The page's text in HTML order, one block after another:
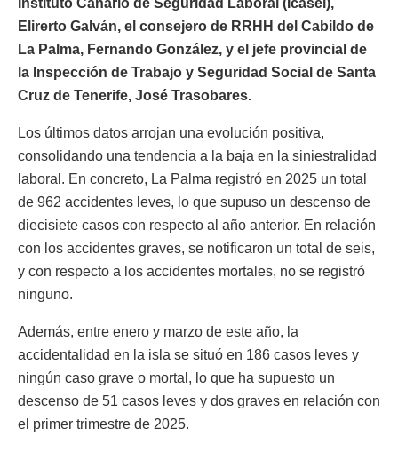
Elirerto Galván, el consejero de RRHH del Cabildo de
La Palma, Fernando González, y el jefe provincial de
la Inspección de Trabajo y Seguridad Social de Santa
Cruz de Tenerife, José Trasobares.
Los últimos datos arrojan una evolución positiva,
consolidando una tendencia a la baja en la siniestralidad
laboral. En concreto, La Palma registró en 2025 un total
de 962 accidentes leves, lo que supuso un descenso de
diecisiete casos con respecto al año anterior. En relación
con los accidentes graves, se notificaron un total de seis,
y con respecto a los accidentes mortales, no se registró
ninguno.
Además, entre enero y marzo de este año, la
accidentalidad en la isla se situó en 186 casos leves y
ningún caso grave o mortal, lo que ha supuesto un
descenso de 51 casos leves y dos graves en relación con
el primer trimestre de 2025.